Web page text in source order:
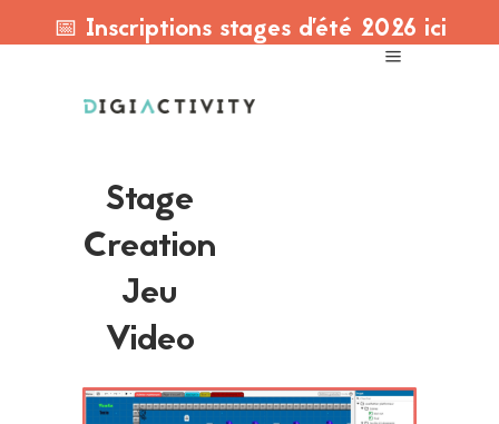
📅 Inscriptions stages d'été 2026 ici
Stage
Creation
Jeu
Video